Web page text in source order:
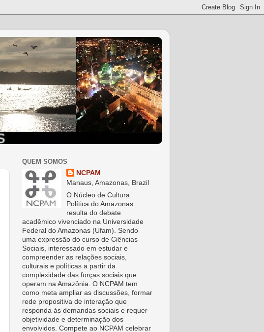
QUEM SOMOS
NCPAM
Manaus, Amazonas, Brazil
O Núcleo de Cultura
Política do Amazonas
resulta do debate
acadêmico vivenciado na Universidade
Federal do Amazonas (Ufam). Sendo
uma expressão do curso de Ciências
Sociais, interessado em estudar e
compreender as relações sociais,
culturais e políticas a partir da
complexidade das forças sociais que
operam na Amazônia. O NCPAM tem
como meta ampliar as discussões, formar
rede propositiva de interação que
responda às demandas sociais e requer
objetividade e determinação dos
envolvidos. Compete ao NCPAM celebrar